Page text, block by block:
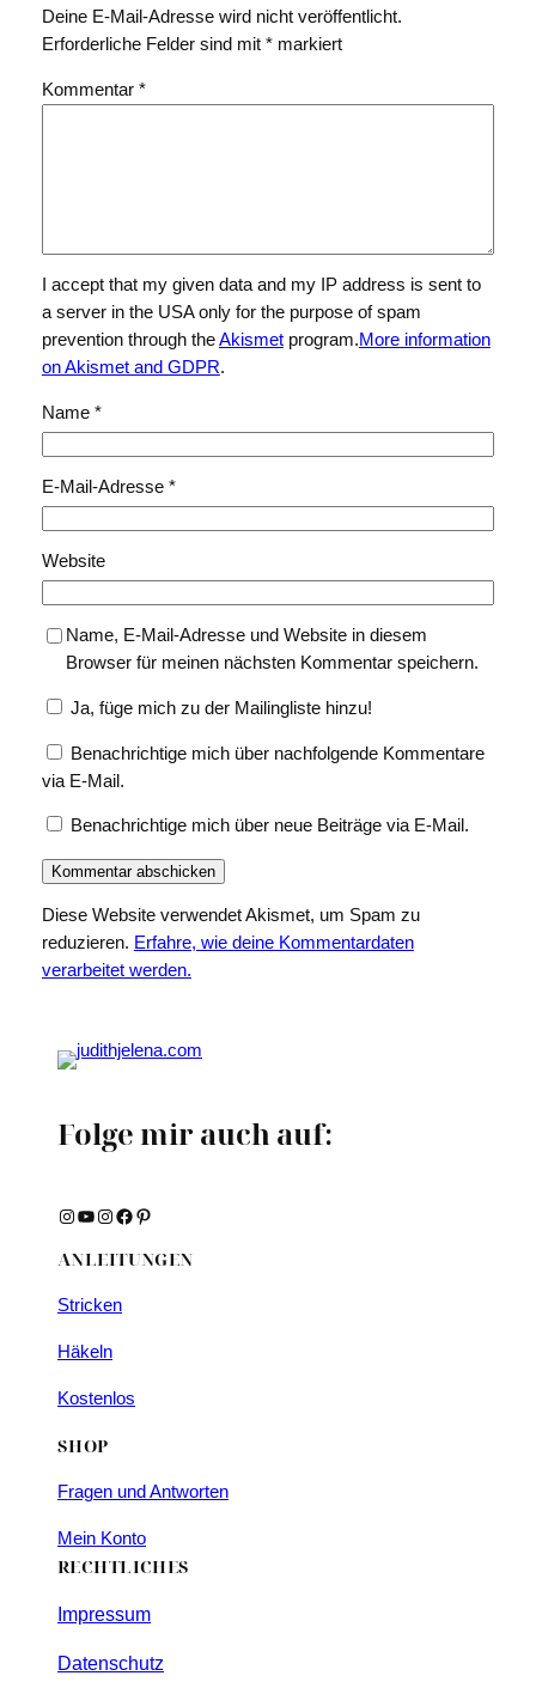
Deine E-Mail-Adresse wird nicht veröffentlicht.
Erforderliche Felder sind mit *markiert
Kommentar *
I accept that my given data and my IP address is sent to
a server in the USA only for the purpose of spam
prevention through theAkismetprogram.More information
on Akismet and GDPR.
Name *
E-Mail-Adresse *
Website
Name, E-Mail-Adresse und Website in diesem
Browser für meinen nächsten Kommentar speichern.
Ja, füge mich zu der Mailingliste hinzu!
Benachrichtige mich über nachfolgende Kommentare
via E-Mail.
Benachrichtige mich über neue Beiträge via E-Mail.
Diese Website verwendet Akismet, um Spam zu
reduzieren. Erfahre, wie deine Kommentardaten
verarbeitet werden.
Folge mir auch auf:
Instagram YouTube Instagram Facebook Pinterest
ANLEITUNGEN
Stricken
Häkeln
Kostenlos
SHOP
Fragen und Antworten
Mein Konto
RECHTLICHES
Impressum
Datenschutz